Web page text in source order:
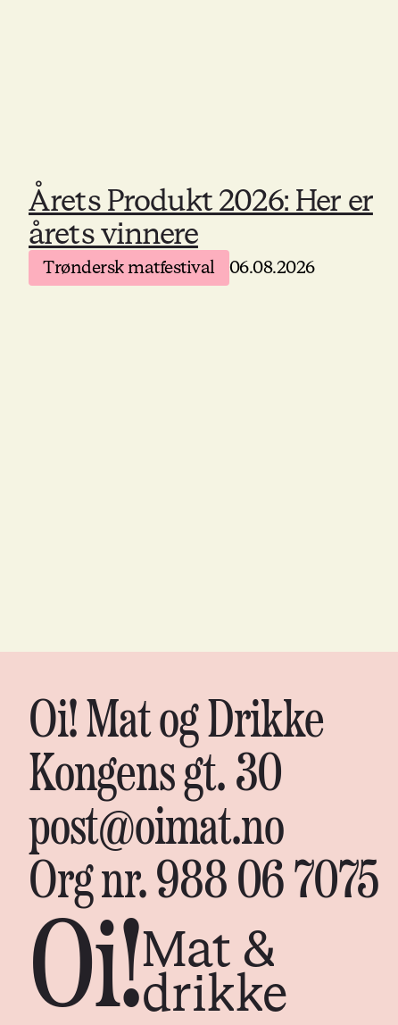
Årets Produkt 2026: Her er
årets vinnere
Trøndersk matfestival 06.08.2026
Oi! Mat og Drikke
Kongens gt. 30
post@oimat.no
Org nr. 988 06 7075
Oi!Mat &
drikke